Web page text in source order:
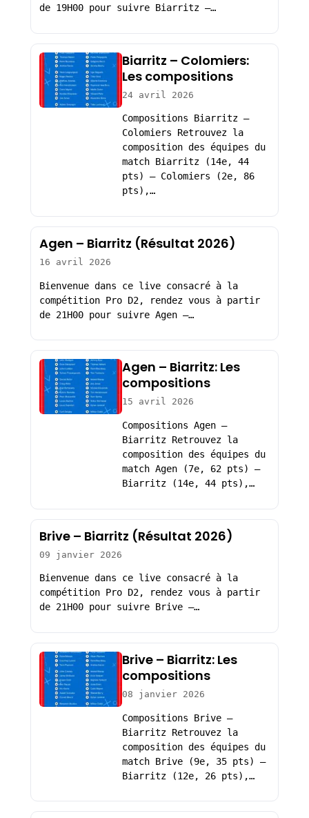
de 19H00 pour suivre Biarritz –…
Biarritz – Colomiers:
Les compositions
24 avril 2026
Compositions Biarritz –
Colomiers Retrouvez la
composition des équipes du
match Biarritz (14e, 44
pts) – Colomiers (2e, 86
pts),…
Agen – Biarritz (Résultat 2026)
16 avril 2026
Bienvenue dans ce live consacré à la
compétition Pro D2, rendez vous à partir
de 21H00 pour suivre Agen –…
Agen – Biarritz: Les
compositions
15 avril 2026
Compositions Agen –
Biarritz Retrouvez la
composition des équipes du
match Agen (7e, 62 pts) –
Biarritz (14e, 44 pts),…
Brive – Biarritz (Résultat 2026)
09 janvier 2026
Bienvenue dans ce live consacré à la
compétition Pro D2, rendez vous à partir
de 21H00 pour suivre Brive –…
Brive – Biarritz: Les
compositions
08 janvier 2026
Compositions Brive –
Biarritz Retrouvez la
composition des équipes du
match Brive (9e, 35 pts) –
Biarritz (12e, 26 pts),…